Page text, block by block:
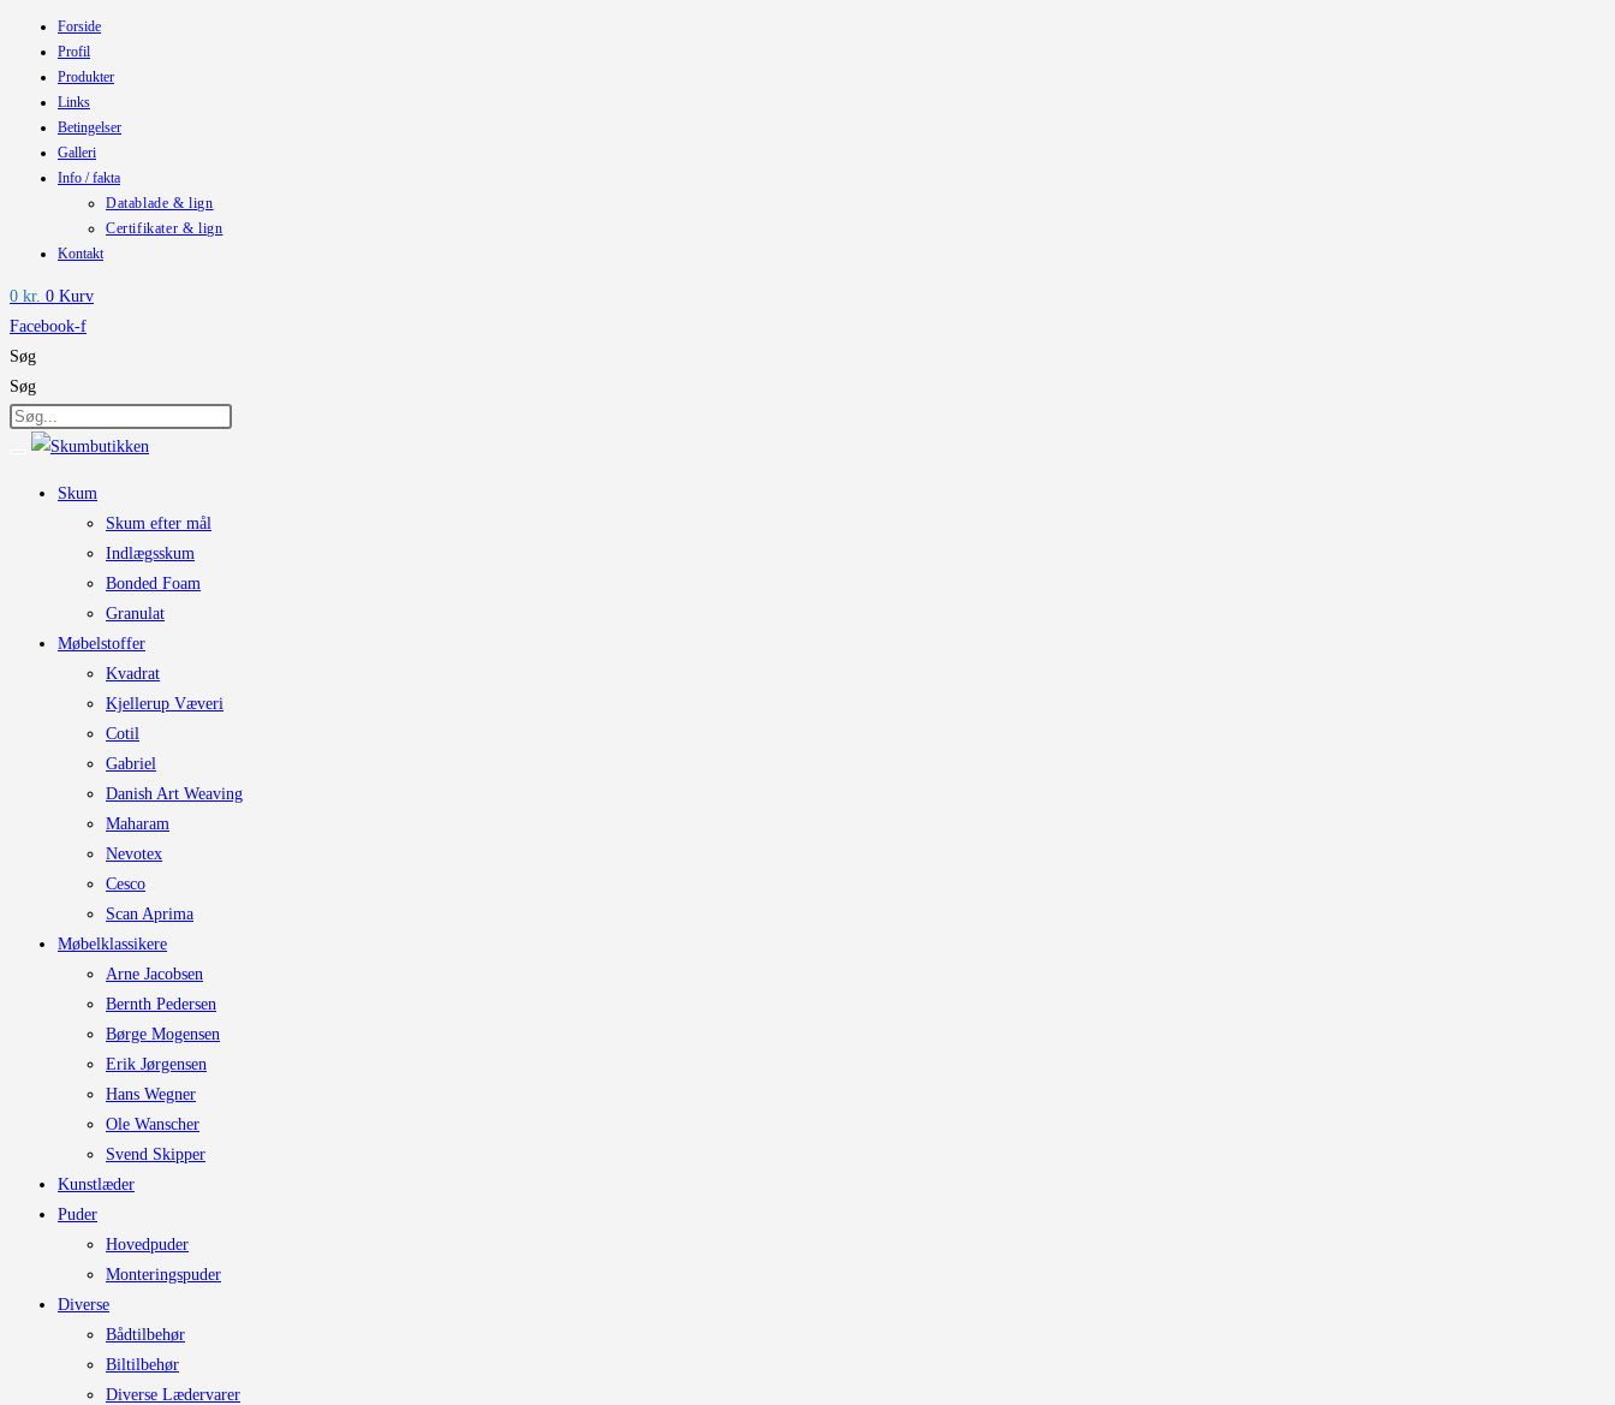
Forside
Profil
Produkter
Links
Betingelser
Galleri
Info / fakta
Datablade & lign
Certifikater & lign
Kontakt
0 kr. 0 Kurv
Facebook-f
Søg
Søg
Skum
Skum efter mål
Indlægsskum
Bonded Foam
Granulat
Møbelstoffer
Kvadrat
Kjellerup Væveri
Cotil
Gabriel
Danish Art Weaving
Maharam
Nevotex
Cesco
Scan Aprima
Møbelklassikere
Arne Jacobsen
Bernth Pedersen
Børge Mogensen
Erik Jørgensen
Hans Wegner
Ole Wanscher
Svend Skipper
Kunstlæder
Puder
Hovedpuder
Monteringspuder
Diverse
Bådtilbehør
Biltilbehør
Diverse Lædervarer